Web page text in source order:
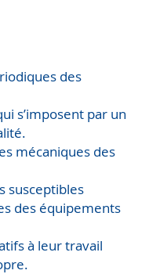
des
s’imposent par un
mécaniques des
susceptibles
des équipements
à leur travail